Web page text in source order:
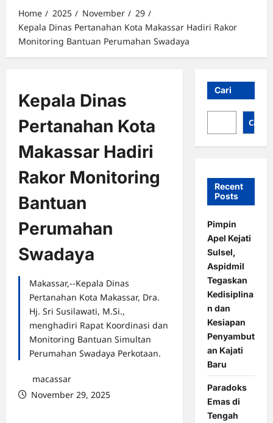
Home 2025 November
29
Kepala Dinas Pertanahan Kota Makassar Hadiri Rakor
Monitoring Bantuan Perumahan Swadaya
Kepala Dinas
Pertanahan Kota
Makassar Hadiri
Rakor Monitoring
Bantuan
Perumahan
Swadaya
Makassar,--Kepala Dinas
Pertanahan Kota Makassar, Dra.
Hj. Sri Susilawati, M.Si.,
menghadiri Rapat Koordinasi dan
Monitoring Bantuan Simultan
Perumahan Swadaya Perkotaan.
macassar
November 29, 2025
Cari
Cari
Recent
Posts
Pimpin
Apel Kejati
Sulsel,
Aspidmil
Tegaskan
Kedisiplina
n dan
Kesiapan
Penyambut
an Kajati
Baru
Paradoks
Emas di
Tengah